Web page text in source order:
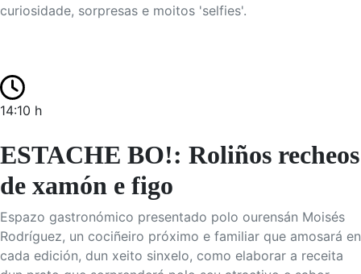
curiosidade, sorpresas e moitos 'selfies'.
14:10 h
ESTACHE BO!: Roliños recheos
de xamón e figo
Espazo gastronómico presentado polo ourensán Moisés
Rodríguez, un cociñeiro próximo e familiar que amosará en
cada edición, dun xeito sinxelo, como elaborar a receita